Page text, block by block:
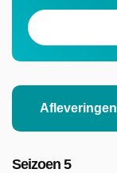
Afleveringen
Seizoen 5